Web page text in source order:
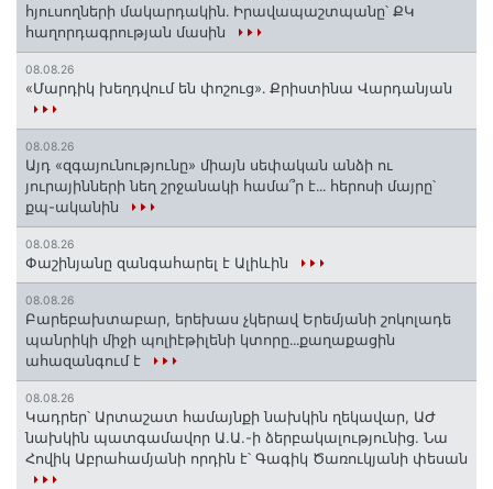
հյուսողների մակարդակին․ Իրավապաշտպանը՝ ՔԿ
հաղորդագրության մասին
08.08.26
«Մարդիկ խեղդվում են փոշուց»․ Քրիստինա Վարդանյան
08.08.26
Այդ «զգայունությունը» միայն սեփական անձի ու
յուրայինների նեղ շրջանակի համա՞ր է․․․ հերոսի մայրը՝
քպ-ականին
08.08.26
Փաշինյանը զանգահարել է Ալիևին
08.08.26
Բարեբախտաբար, երեխաս չկերավ Երեմյանի շոկոլադե
պանրիկի միջի պոլիէթիլենի կտորը․․․քաղաքացին
ահազանգում է
08.08.26
Կադրեր՝ Արտաշատ համայնքի նախկին ղեկավար, ԱԺ
նախկին պատգամավոր Ա.Ա.-ի ձերբակալությունից. Նա
Հովիկ Աբրահամյանի որդին է՝ Գագիկ Ծառուկյանի փեսան